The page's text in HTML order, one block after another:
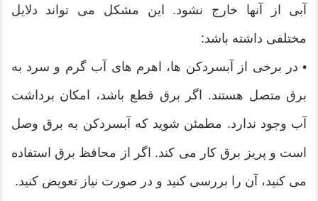
آبی از آنها خارج نشود. این مشکل می تواند دلایل
مختلفی داشته باشد:
• در برخی از آبسردکن ها، اهرم های آب گرم و سرد به
برق متصل هستند. اگر برق قطع باشد، امکان برداشت
آب وجود ندارد. مطمئن شوید که آبسردکن به برق وصل
است و پریز برق کار می کند. اگر از محافظ برق استفاده
می کنید، آن را بررسی کنید و در صورت نیاز تعویض کنید.